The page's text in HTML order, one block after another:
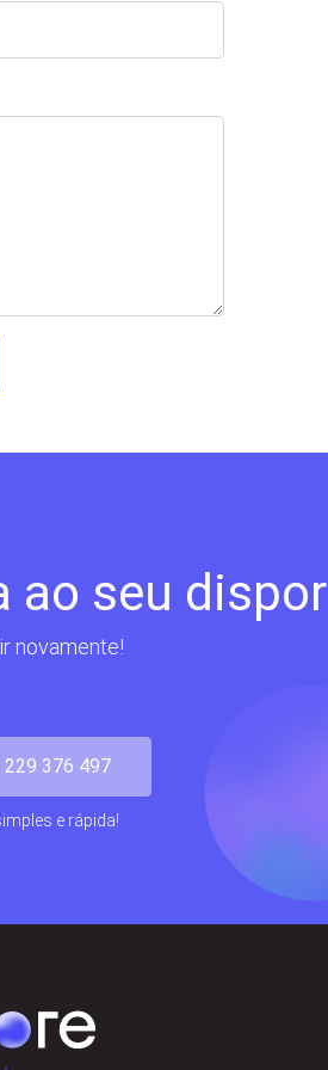
ao seu dispor
novamente!
229 376 497
e rápida!